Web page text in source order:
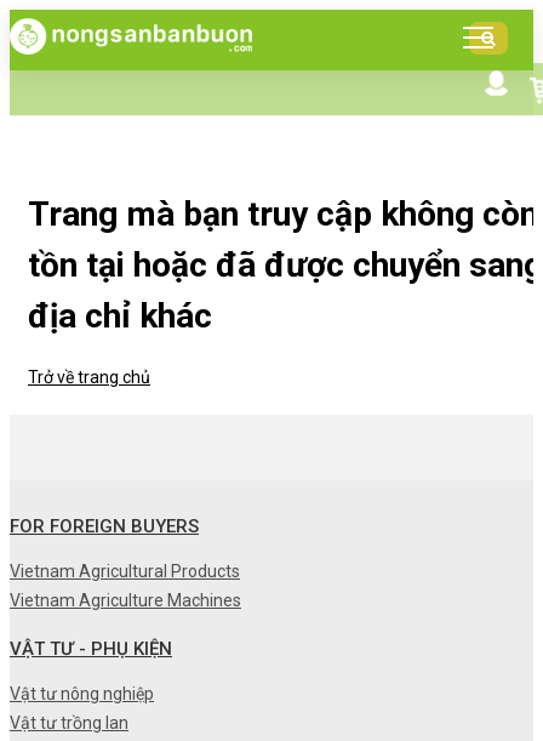
MỤC
Trang mà bạn truy cập không còn
tồn tại hoặc đã được chuyển sang
địa chỉ khác
Trở về trang chủ
FOR FOREIGN BUYERS
Vietnam Agricultural Products
Vietnam Agriculture Machines
VẬT TƯ - PHỤ KIỆN
Vật tư nông nghiệp
Vật tư trồng lan